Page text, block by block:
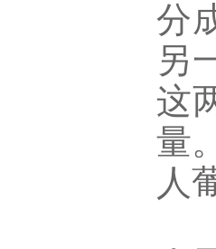
分
另
这
量
人